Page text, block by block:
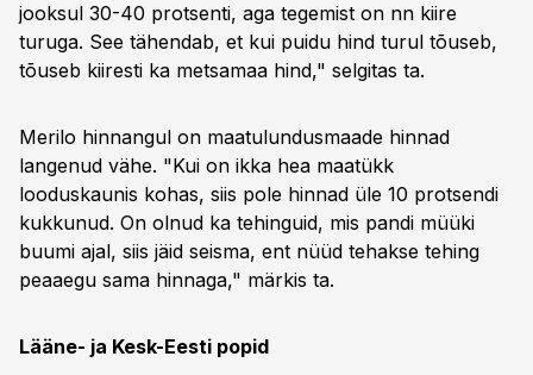
jooksul 30-40 protsenti, aga tegemist on nn kiire
turuga. See tähendab, et kui puidu hind turul tõuseb,
tõuseb kiiresti ka metsamaa hind," selgitas ta.
Merilo hinnangul on maatulundusmaade hinnad
langenud vähe. "Kui on ikka hea maatükk
looduskaunis kohas, siis pole hinnad üle 10 protsendi
kukkunud. On olnud ka tehinguid, mis pandi müüki
buumi ajal, siis jäid seisma, ent nüüd tehakse tehing
peaaegu sama hinnaga," märkis ta.
Lääne- ja Kesk-Eesti popid